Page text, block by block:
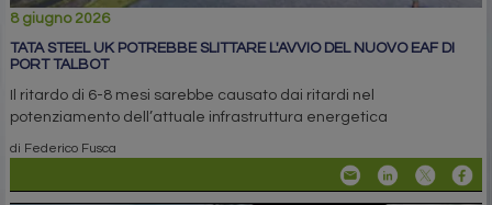
8 giugno 2026
TATA STEEL UK POTREBBE SLITTARE L'AVVIO DEL NUOVO EAF DI
PORT TALBOT
Il ritardo di 6-8 mesi sarebbe causato dai ritardi nel
potenziamento dell’attuale infrastruttura energetica
di Federico Fusca